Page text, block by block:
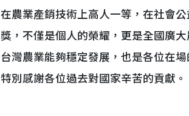
在農業產銷技術上高人一等，在社會
獎，不僅是個人的榮耀，更是全國廣
台灣農業能夠穩定發展，也是各位在
特別感謝各位過去對國家辛苦的貢獻。